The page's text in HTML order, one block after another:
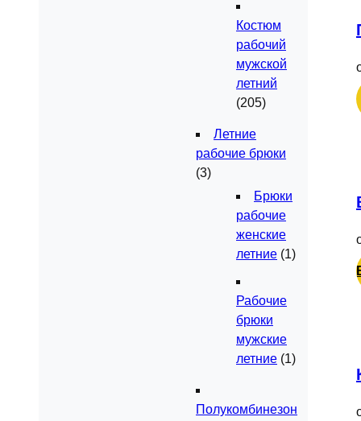
Костюм
рабочий
мужской
летний
(205)
Летние
рабочие брюки
(3)
Брюки
рабочие
женские
летние (1)
Рабочие
брюки
мужские
летние (1)
Полукомбинезон